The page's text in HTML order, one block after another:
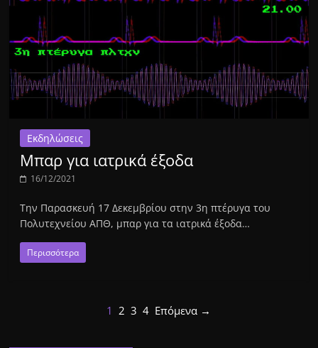
Εκδηλώσεις
Μπαρ για ιατρικά έξοδα
16/12/2021
Την Παρασκευή 17 Δεκεμβρίου στην 3η πτέρυγα του
Πολυτεχνείου ΑΠΘ, μπαρ για τα ιατρικά έξοδα…
Περισσότερα
1 2 3 4 Επόμενα →